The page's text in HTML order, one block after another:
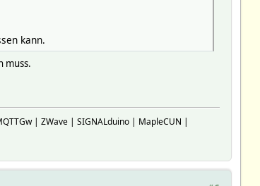
kann.
muss.
| ZWave | SIGNALduino | MapleCUN |